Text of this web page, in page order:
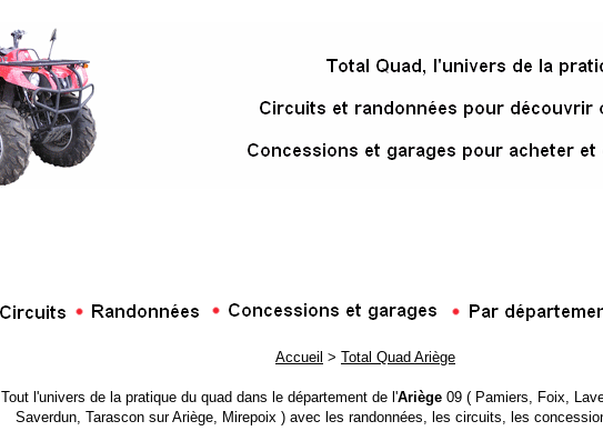
Accueil > Total Quad Ariège
Tout l'univers de la pratique du quad dans le département de l'Ariège 09 ( Pamiers, Foix,
Saverdun, Tarascon sur Ariège, Mirepoix ) avec les randonnées, les circuits, les